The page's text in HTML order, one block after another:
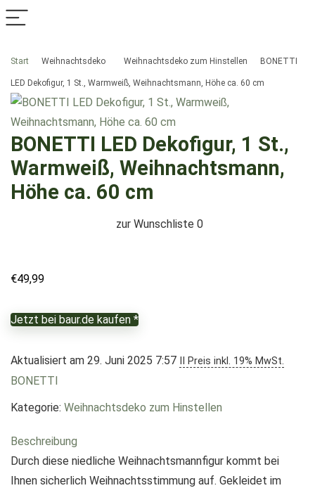
Start Weihnachtsdeko Weihnachtsdeko zum Hinstellen BONETTI
LED Dekofigur, 1 St., Warmweiß, Weihnachtsmann, Höhe ca. 60 cm
BONETTI LED Dekofigur, 1 St.,
Warmweiß, Weihnachtsmann,
Höhe ca. 60 cm
zur Wunschliste 0
€49,99
Jetzt bei baur.de kaufen *
Aktualisiert am 29. Juni 2025 7:57 II Preis inkl. 19% MwSt.
BONETTI
Kategorie: Weihnachtsdeko zum Hinstellen
Beschreibung
Durch diese niedliche Weihnachtsmannfigur kommt bei
Ihnen sicherlich Weihnachtsstimmung auf. Gekleidet im